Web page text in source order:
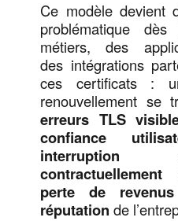
Ce modèle devient
problématique
métiers, des
des intégrations
ces certificats :
renouvellement se
erreurs TLS
confiance
contractuellement
perte de
réputation de